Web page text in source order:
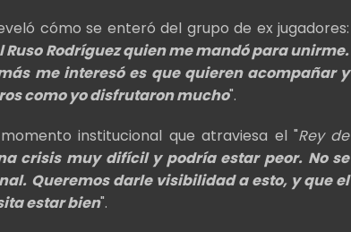
cómo se enteró del grupo de ex jugadores:
Ruso Rodríguez quien me mandó para unirme.
me interesó es que quieren acompañar y
como yo disfrutaron mucho".
institucional que atraviesa el "Rey de
crisis muy difícil y podría estar peor. No se
Queremos darle visibilidad a esto, y que el
estar bien".